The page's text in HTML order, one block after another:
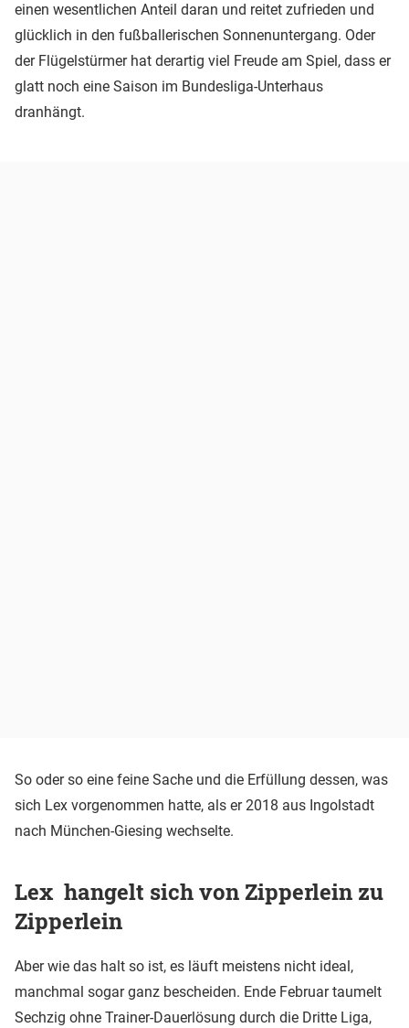
einen wesentlichen Anteil daran und reitet zufrieden und
glücklich in den fußballerischen Sonnenuntergang. Oder
der Flügelstürmer hat derartig viel Freude am Spiel, dass er
glatt noch eine Saison im Bundesliga-Unterhaus
dranhängt.
So oder so eine feine Sache und die Erfüllung dessen, was
sich Lex vorgenommen hatte, als er 2018 aus Ingolstadt
nach München-Giesing wechselte.
Lex hangelt sich von Zipperlein zu
Zipperlein
Aber wie das halt so ist, es läuft meistens nicht ideal,
manchmal sogar ganz bescheiden. Ende Februar taumelt
Sechzig ohne Trainer-Dauerlösung durch die Dritte Liga,